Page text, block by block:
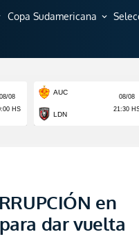
Copa Sudamericana expand_more
en
dar vuelta